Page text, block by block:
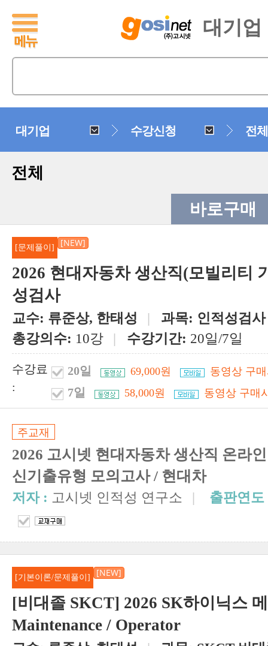
대기업
대기업 수강신청 전체
전체
바로구매
[문제풀이] [NEW]
2026 현대자동차 생산직(모빌리티
성검사
교수: 류준상, 한태성 | 과목: 인적성검사
총강의수: 10강 | 수강기간: 20일/7일
수강료
:
20일 69,000원 동영상 구
7일 58,000원 동영상 구매
주교재
2026 고시넷 현대자동차 생산직 온라
신기출유형 모의고사 / 현대차
저자 : 고시넷 인적성 연구소 | 출판연
[기본이론/문제풀이] [NEW]
[비대졸 SKCT] 2026 SK하이닉스
Maintenance / Operator